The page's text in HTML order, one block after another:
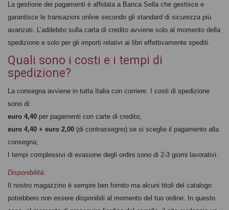
La gestione dei pagamenti è affidata a Banca Sella che gestisce e
garantisce le transazioni online secondo gli standard di sicurezza più
avanzati. L’addebito sulla carta di credito avviene solo al momento della
spedizione e solo per gli importi relativi ai libri effettivamente spediti.
Quali sono i costi e i tempi di
spedizione?
La consegna avviene in tutta Italia con corriere. I costi di spedizione
sono di:
euro 4,40 per pagamenti con carte di credito;
euro 4,40 + euro 2,00 (di contrassegno) se si sceglie il pagamento alla
consegna;
I tempi complessivi di evasione degli ordini sono di 2-3 giorni lavorativi.
Disponibilità:
Il nostro magazzino è sempre ben fornito ma alcuni titoli del catalogo
potrebbero non essere disponibili al momento del tuo ordine. In questo